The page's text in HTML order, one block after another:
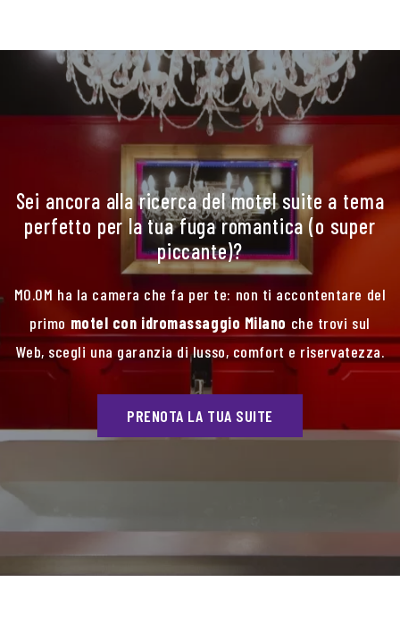
Sei ancora alla ricerca del motel suite a tema
perfetto per la tua fuga romantica (o super
piccante)?
MO.OM ha la camera che fa per te: non ti accontentare del
primo motel con idromassaggio Milano che trovi sul
Web, scegli una garanzia di lusso, comfort e riservatezza.
PRENOTA LA TUA SUITE